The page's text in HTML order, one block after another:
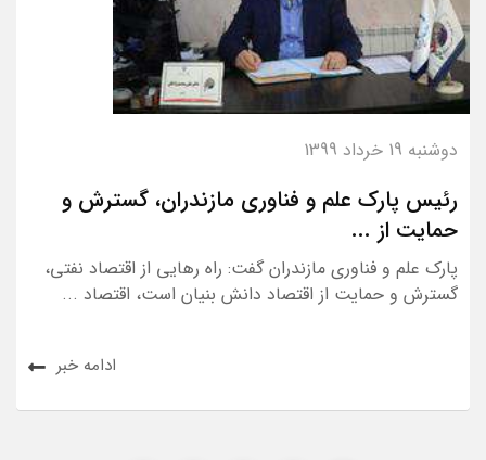
دوشنبه 19 خرداد 1399
رئیس پارک علم و فناوری مازندران، گسترش و
حمایت از ...
پارک علم و فناوری مازندران گفت: راه رهایی از اقتصاد نفتی،
گسترش و حمایت از اقتصاد دانش بنیان است، اقتصاد ...
ادامه خبر